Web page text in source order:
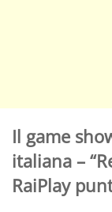
Il game
italiana –
RaiPlay